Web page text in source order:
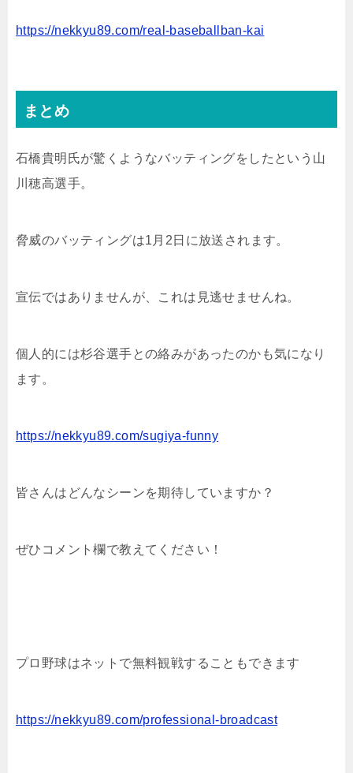
https://nekkyu89.com/real-baseballban-kai
まとめ
石橋貴明氏が驚くようなバッティングをしたという山
川穂高選手。
脅威のバッティングは1月2日に放送されます。
宣伝ではありませんが、これは見逃せませんね。
個人的には杉谷選手との絡みがあったのかも気になり
ます。
https://nekkyu89.com/sugiya-funny
皆さんはどんなシーンを期待していますか？
ぜひコメント欄で教えてください！
プロ野球はネットで無料観戦することもできます
https://nekkyu89.com/professional-broadcast